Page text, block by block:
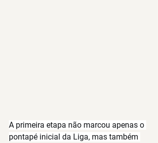
A primeira etapa não marcou apenas o
pontapé inicial da Liga, mas também